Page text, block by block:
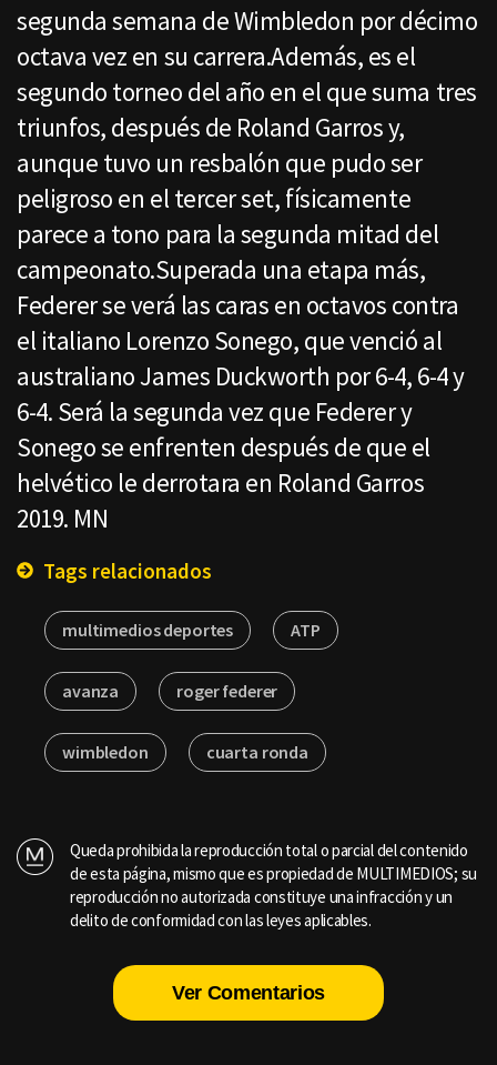
segunda semana de Wimbledon por décimo
octava vez en su carrera.Además, es el
segundo torneo del año en el que suma tres
triunfos, después de Roland Garros y,
aunque tuvo un resbalón que pudo ser
peligroso en el tercer set, físicamente
parece a tono para la segunda mitad del
campeonato.Superada una etapa más,
Federer se verá las caras en octavos contra
el italiano Lorenzo Sonego, que venció al
australiano James Duckworth por 6-4, 6-4 y
6-4. Será la segunda vez que Federer y
Sonego se enfrenten después de que el
helvético le derrotara en Roland Garros
2019. MN
Tags relacionados
multimedios deportes ATP
avanza roger federer
wimbledon cuarta ronda
Queda prohibida la reproducción total o parcial del contenido
de esta página, mismo que es propiedad de MULTIMEDIOS; su
reproducción no autorizada constituye una infracción y un
delito de conformidad con las leyes aplicables.
Ver Comentarios